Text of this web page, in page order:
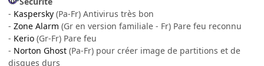
- Kaspersky (Pa-Fr) Antivirus très bon
- Zone Alarm (Gr en version familiale - Fr) Pare feu reconnu
- Kerio (Gr-Fr) Pare feu
- Norton Ghost (Pa-Fr) pour créer image de partitions et de
disques durs